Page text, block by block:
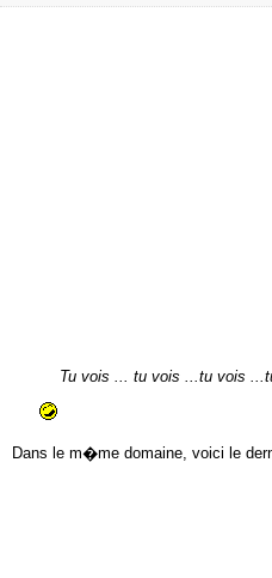
Tu vois ... tu vois ...tu vois
Dans le m�me domaine, voici le